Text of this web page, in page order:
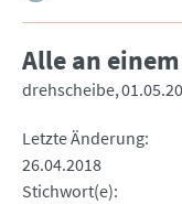
Alle an
drehscheibe
Letzte Änderung
26.04.2018
Stichwort(e)